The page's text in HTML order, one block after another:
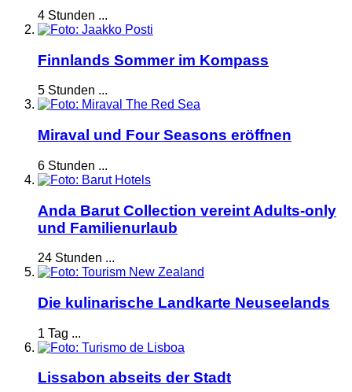
4 Stunden ...
Finnlands Sommer im Kompass
5 Stunden ...
Miraval und Four Seasons eröffnen
6 Stunden ...
Anda Barut Collection vereint Adults-only
und Familienurlaub
24 Stunden ...
Die kulinarische Landkarte Neuseelands
1 Tag ...
Lissabon abseits der Stadt